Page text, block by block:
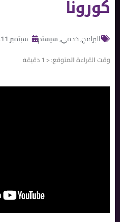
كورونا
البرامج,خدمي,سيستم سبتمبر 11, 2020
وقت القراءة المتوقع:< 1 دقيقة